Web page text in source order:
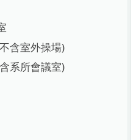
含室外操場)
系所會議室)